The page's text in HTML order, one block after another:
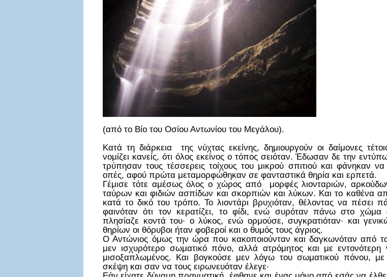
(από το Βίο του Οσίου Αντωνίου του Μεγάλου).
Κατά τη διάρκεια της νύχτας εκείνης, δημιουργούν οι δαίμονες
νομίζει κανείς, ότι όλος εκείνος ο τόπος σειόταν. Έδωσαν δε την
τρύπησαν τους τέσσερεις τοίχους του μικρού σπιτιού και φάνηκαν
οπές, αφού πρώτα μεταμορφώθηκαν σε φανταστικά θηρία και ερπετά.
Γέμισε τότε αμέσως όλος ο χώρος από μορφές λιονταριών,
ταύρων και φιδιών ασπίδων και σκορπιών και λύκων. Και το καθένα
κατά το δικό του τρόπο. Το λιοντάρι βρυχιόταν, θέλοντας να πέσει
φαινόταν ότι τον κερατίζει, το φίδι, ενώ συρόταν πάνω στο χώμα
πλησίαζε κοντά του· ο λύκος, ενώ ορμούσε, συγκρατιόταν· και
θηρίων οι θόρυβοι ήταν φοβεροί και ο θυμός τους άγριος.
Ο Αντώνιος όμως την ώρα που κακοποιούνταν και δαγκωνόταν από
μεν ισχυρότερο σωματικό πόνο, αλλά ατρόμητος και με εντονότερη
μισοξαπλωμένος. Και βογκούσε μεν λόγω του σωματικού πόνου,
σκέψη και σαν να τους ειρωνευόταν έλεγε·